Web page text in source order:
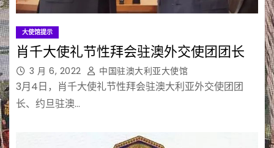
大使馆提示
肖千大使礼节性拜会驻澳外交使团团长
3 月 6, 2022 中国驻澳大利亚大使馆
3月4日，肖千大使礼节性拜会驻澳大利亚外交使团团
长、约旦驻澳…